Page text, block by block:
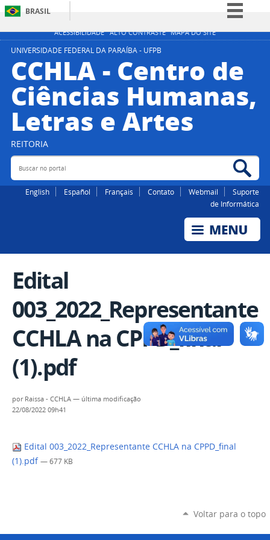
ACESSIBILIDADE ALTO CONTRASTE MAPA DO SITE
BRASIL
Simplifique!
Participe
Legislação
Canais
UNIVERSIDADE FEDERAL DA PARAÍBA - UFPB
CCHLA - Centro de
Ciências Humanas,
Letras e Artes
REITORIA
Buscar no portal
English Español Français Contato Webmail
Suporte
de Informática
Edital
003_2022_Representante
CCHLA na CPPD_final
(1).pdf
por Raissa - CCHLA — última modificação
22/08/2022 09h41
Edital 003_2022_Representante CCHLA na CPPD_final
(1).pdf — 677 KB
Voltar para o topo